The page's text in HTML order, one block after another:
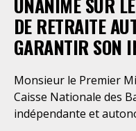
DE RETRAITE
GARANTIR SON
Monsieur le Premier
Caisse Nationale des
indépendante et